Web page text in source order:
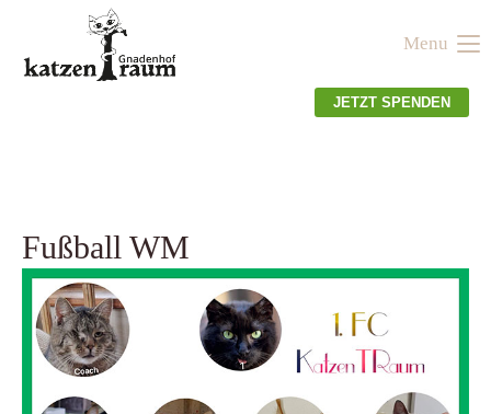
Der Eintrag "offcanvas-col1" existiert leider nicht.
Der Eintrag "offcanvas-col4" existiert leider nicht.
Menu
JETZT SPENDEN
Fußball WM